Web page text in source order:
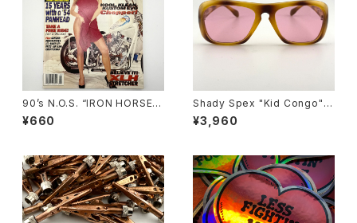
90’s N.O.S. “IRON HORSE”
magazine #139(Jan.’96 iss
ue)
¥660
Shady Spex "Kid Congo" s
unglasses, Tiger w/Pink le
ns
¥3,960